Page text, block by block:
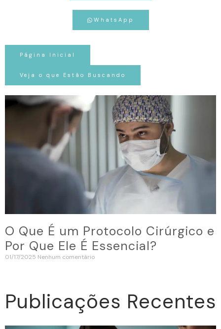
WhatsApp
Página Inicial
Veja o que Estão Buscando
O Que É um Protocolo Cirúrgico e
Por Que Ele É Essencial?
01/17/2025 Nenhum comentário
Publicações Recentes